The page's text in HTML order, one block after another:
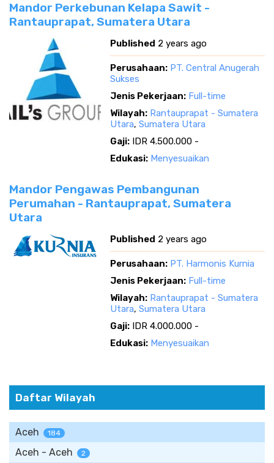
Mandor Perkebunan Kelapa Sawit -
Rantauprapat, Sumatera Utara
Published 2 years ago
Perusahaan: PT. Central Anugerah
Sukses
Jenis Pekerjaan: Full-time
Wilayah: Rantauprapat - Sumatera
Utara, Sumatera Utara
Gaji: IDR 4.500.000 -
Edukasi: Menyesuaikan
Mandor Pengawas Pembangunan
Perumahan - Rantauprapat, Sumatera
Utara
Published 2 years ago
Perusahaan: PT. Harmonis Kurnia
Jenis Pekerjaan: Full-time
Wilayah: Rantauprapat - Sumatera
Utara, Sumatera Utara
Gaji: IDR 4.000.000 -
Edukasi: Menyesuaikan
Daftar Wilayah
Aceh 184
Aceh - Aceh 2